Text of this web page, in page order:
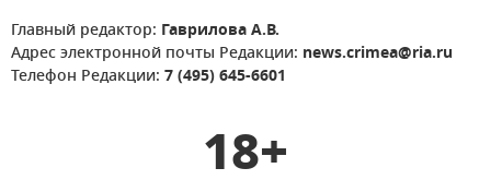
Главный редактор: Гаврилова А.В.
Адрес электронной почты Редакции: news.crimea@ria.ru
Телефон Редакции: 7 (495) 645-6601
18+